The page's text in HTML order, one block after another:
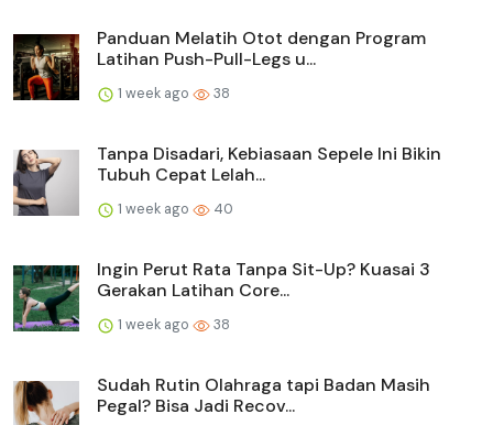
Panduan Melatih Otot dengan Program
Latihan Push-Pull-Legs u...
1 week ago 38
Tanpa Disadari, Kebiasaan Sepele Ini Bikin
Tubuh Cepat Lelah...
1 week ago 40
Ingin Perut Rata Tanpa Sit-Up? Kuasai 3
Gerakan Latihan Core...
1 week ago 38
Sudah Rutin Olahraga tapi Badan Masih
Pegal? Bisa Jadi Recov...